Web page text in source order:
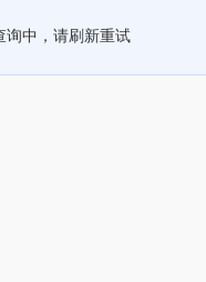
询中，请刷新重试